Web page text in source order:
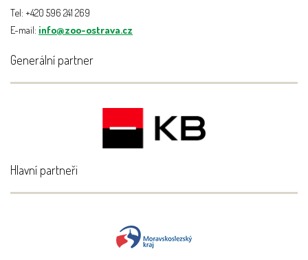
Tel: +420 596 241 269
E-mail: info@zoo-ostrava.cz
Generální partner
Hlavní partneři